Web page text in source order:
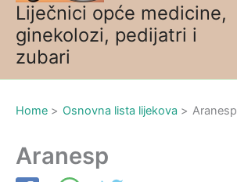
Liječnici opće medicine,
ginekolozi, pedijatri i
zubari
Home Osnovna lista lijekova Aranesp
Aranesp